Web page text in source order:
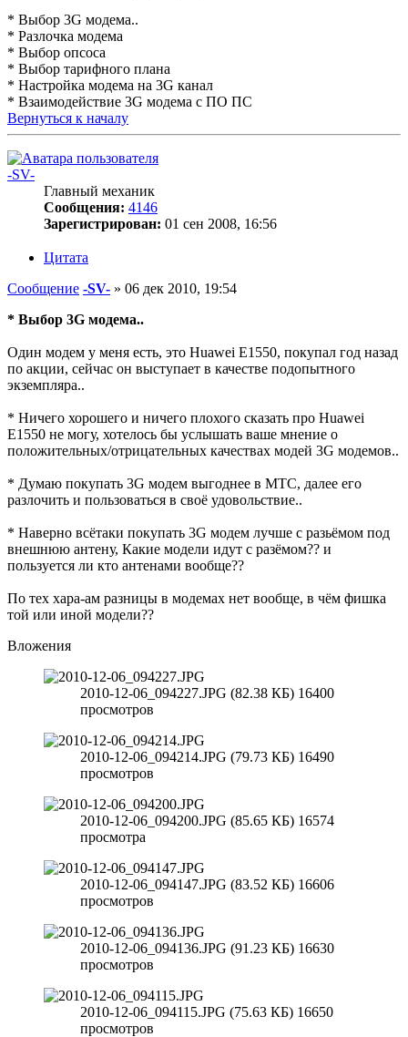
* Выбор 3G модема..
* Разлочка модема
* Выбор опсоса
* Выбор тарифного плана
* Настройка модема на 3G канал
* Взаимодействие 3G модема с ПО ПС
Вернуться к началу
-SV-
Главный механик
Сообщения: 4146
Зарегистрирован: 01 сен 2008, 16:56
Цитата
Сообщение -SV- » 06 дек 2010, 19:54
* Выбор 3G модема..
Один модем у меня есть, это Huawei E1550, покупал год назад
по акции, сейчас он выступает в качестве подопытного
экземпляра..
* Ничего хорошего и ничего плохого сказать про Huawei
E1550 не могу, хотелось бы услышать ваше мнение о
положительных/отрицательных качествах модей 3G модемов..
* Думаю покупать 3G модем выгоднее в МТС, далее его
разлочить и пользоваться в своё удовольствие..
* Наверно всётаки покупать 3G модем лучше с разьёмом под
внешнюю антену, Какие модели идут с разёмом?? и
пользуется ли кто антенами вообще??
По тех хара-ам разницы в модемах нет вообще, в чём фишка
той или иной модели??
Вложения
2010-12-06_094227.JPG (82.38 КБ) 16400
просмотров
2010-12-06_094214.JPG (79.73 КБ) 16490
просмотров
2010-12-06_094200.JPG (85.65 КБ) 16574
просмотра
2010-12-06_094147.JPG (83.52 КБ) 16606
просмотров
2010-12-06_094136.JPG (91.23 КБ) 16630
просмотров
2010-12-06_094115.JPG (75.63 КБ) 16650
просмотров